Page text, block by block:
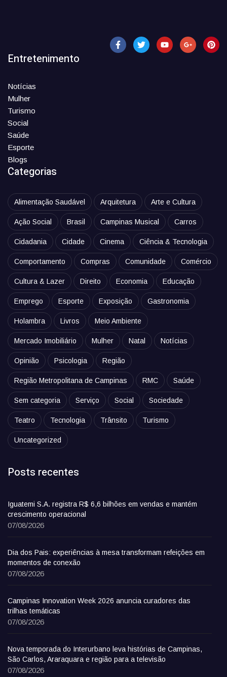
Entretenimento
Notícias
Mulher
Turismo
Social
Saúde
Esporte
Blogs
Categorias
Alimentação Saudável Arquitetura Arte e Cultura
Ação Social Brasil Campinas Musical Carros
Cidadania Cidade Cinema Ciência & Tecnologia
Comportamento Compras Comunidade Comércio
Cultura & Lazer Direito Economia Educação
Emprego Esporte Exposição Gastronomia
Holambra Livros Meio Ambiente
Mercado Imobiliário Mulher Natal Notícias
Opinião Psicologia Região
Região Metropolitana de Campinas RMC Saúde
Sem categoria Serviço Social Sociedade
Teatro Tecnologia Trânsito Turismo
Uncategorized
Posts recentes
Iguatemi S.A. registra R$ 6,6 bilhões em vendas e mantém
crescimento operacional
07/08/2026
Dia dos Pais: experiências à mesa transformam refeições em
momentos de conexão
07/08/2026
Campinas Innovation Week 2026 anuncia curadores das
trilhas temáticas
07/08/2026
Nova temporada do Interurbano leva histórias de Campinas,
São Carlos, Araraquara e região para a televisão
07/08/2026